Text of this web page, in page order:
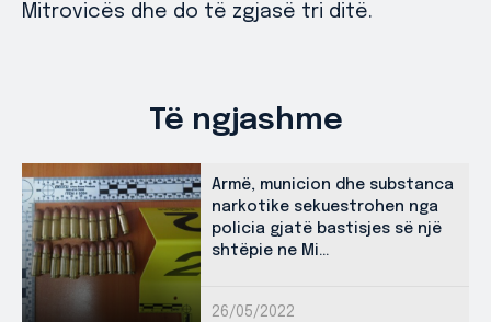
Mitrovicës dhe do të zgjasë tri ditë.
Të ngjashme
Armë, municion dhe substanca
narkotike sekuestrohen nga
policia gjatë bastisjes së një
shtëpie ne Mi...
26/05/2022